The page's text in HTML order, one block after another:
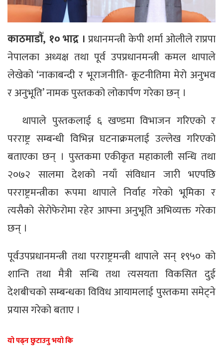
काठमाडौँ, १० भाद्र । प्रधानमन्त्री केपी शर्मा ओलीले राप्रपा
नेपालका अध्यक्ष तथा पूर्व उपप्रधानमन्त्री कमल थापाले
लेखेको ‘नाकाबन्दी र भूराजनीति- कूटनीतिमा मेरो अनुभव
र अनुभूति’ नामक पुस्तकको लोकार्पण गरेका छन् ।
थापाले पुस्तकलाई ६ खण्डमा विभाजन गरिएको र
परराष्ट्र सम्बन्धी विभिन्न घटनाक्रमलाई उल्लेख गरिएको
बताएका छन् । पुस्तकमा एकीकृत महाकाली सन्धि तथा
२०७२ सालमा देशको नयाँ संविधान जारी भएपछि
परराष्ट्रमन्त्रीका रूपमा थापाले निर्वाह गरेको भूमिका र
त्यसैको सेरोफेरोमा रहेर आफ्ना अनुभूति अभिव्यक्त गरेका
छन् ।
पूर्वउपप्रधानमन्त्री तथा परराष्ट्रमन्त्री थापाले सन् १९५० को
शान्ति तथा मैत्री सन्धि तथा त्यसयता विकसित दुई
देशबीचको सम्बन्धका विविध आयामलाई पुस्तकमा समेट्ने
प्रयास गरेको बताए ।
यो पढ्न छुटाउनु भयो कि